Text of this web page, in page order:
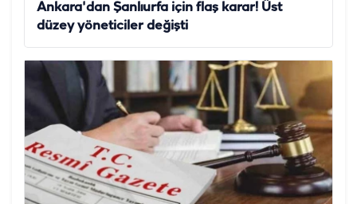
Ankara'dan Şanlıurfa için flaş karar! Üst
düzey yöneticiler değişti